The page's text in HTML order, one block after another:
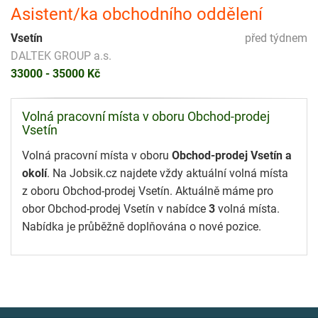
Asistent/ka obchodního oddělení
před týdnem
Vsetín
DALTEK GROUP a.s.
33000 - 35000 Kč
Volná pracovní místa v oboru Obchod-prodej
Vsetín
Volná pracovní místa v oboru Obchod-prodej Vsetín a
okolí. Na Jobsik.cz najdete vždy aktuální volná místa
z oboru Obchod-prodej Vsetín. Aktuálně máme pro
obor Obchod-prodej Vsetín v nabídce 3 volná místa.
Nabídka je průběžně doplňována o nové pozice.